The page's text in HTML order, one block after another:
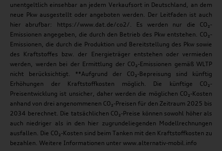
unentgeltlich einsehbar an jedem Verkaufsort in Deutschland, an dem
neue Pkw ausgestellt oder angeboten werden. Der Leitfaden ist auch
hier abrufbar: https://www.dat.de/co2/. Es werden nur die CO₂-
Emissionen angegeben, die durch den Betrieb des Pkw entstehen. CO₂-
Emissionen, die durch die Produktion und Bereitstellung des Pkw sowie
des Kraftstoffes bzw. der Energieträger entstehen oder vermieden
werden, werden bei der Ermittlung der CO₂-Emissionen gemäß WLTP
nicht berücksichtigt. **Aufgrund der CO₂-Bepreisung sind künftig
Erhöhungen der Kraftstoffkosten möglich. Die künftige CO₂-
Preisentwicklung ist unsicher, daher werden die möglichen CO₂-Kosten
anhand von drei angenommenen CO₂-Preisen für den Zeitraum 2025 bis
2034 berechnet. Die tatsächlichen CO₂-Preise können sowohl höher als
auch niedriger als in den hier zugrundeliegenden Modellrechnungen
ausfallen. Die CO₂-Kosten sind beim Tanken mit den Kraftstoffkosten zu
bezahlen. Weitere Informationen unter www.alternativ-mobil.info